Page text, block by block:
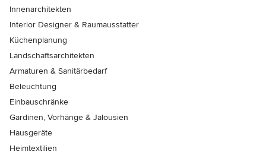
Innenarchitekten
Interior Designer & Raumausstatter
Küchenplanung
Landschaftsarchitekten
Armaturen & Sanitärbedarf
Beleuchtung
Einbauschränke
Gardinen, Vorhänge & Jalousien
Hausgeräte
Heimtextilien